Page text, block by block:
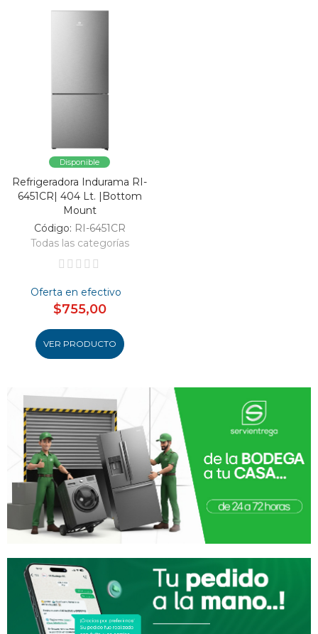
Disponible
Refrigeradora Indurama RI-
6451CR| 404 Lt. |Bottom
Mount
Código: RI-6451CR
Todas las categorías
Oferta en efectivo
$755,00
VER PRODUCTO